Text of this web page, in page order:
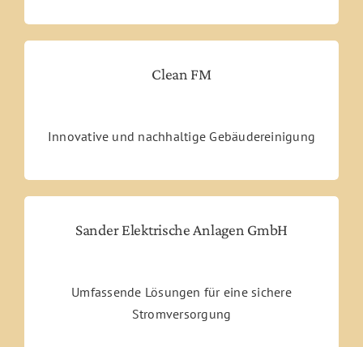
Clean FM
Innovative und nachhaltige Gebäudereinigung
Sander Elektrische Anlagen GmbH
Umfassende Lösungen für eine sichere
Stromversorgung